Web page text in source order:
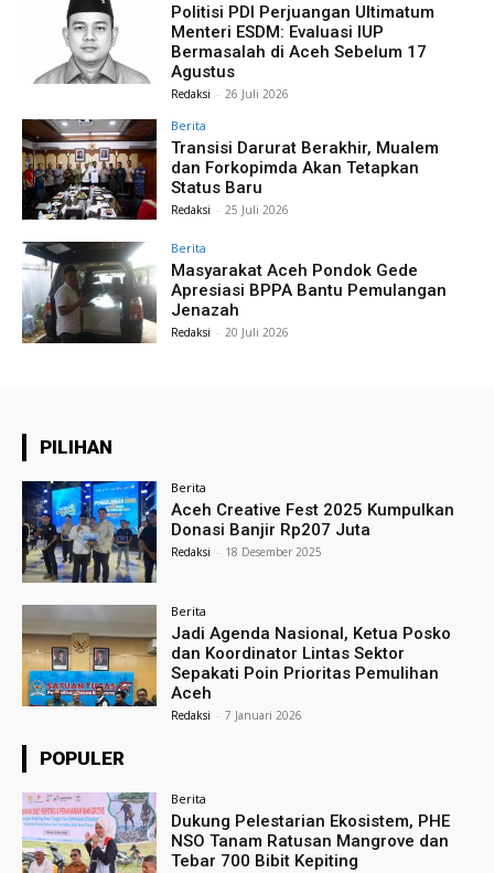
Politisi PDI Perjuangan Ultimatum
Menteri ESDM: Evaluasi IUP
Bermasalah di Aceh Sebelum 17
Agustus
Redaksi - 26 Juli 2026
Berita
Transisi Darurat Berakhir, Mualem
dan Forkopimda Akan Tetapkan
Status Baru
Redaksi - 25 Juli 2026
Berita
Masyarakat Aceh Pondok Gede
Apresiasi BPPA Bantu Pemulangan
Jenazah
Redaksi - 20 Juli 2026
PILIHAN
Berita
Aceh Creative Fest 2025 Kumpulkan
Donasi Banjir Rp207 Juta
Redaksi - 18 Desember 2025
Berita
Jadi Agenda Nasional, Ketua Posko
dan Koordinator Lintas Sektor
Sepakati Poin Prioritas Pemulihan
Aceh
Redaksi - 7 Januari 2026
POPULER
Berita
Dukung Pelestarian Ekosistem, PHE
NSO Tanam Ratusan Mangrove dan
Tebar 700 Bibit Kepiting